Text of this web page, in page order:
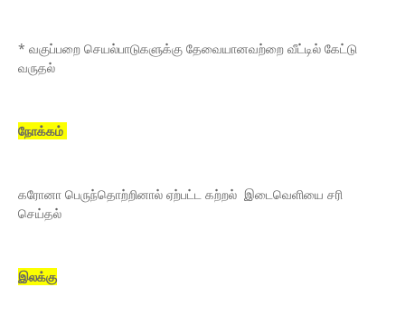
* வகுப்பறை செயல்பாடுகளுக்கு தேவையானவற்றை வீட்டில் கேட்டு
வருதல்
நோக்கம்
கரோனா பெருந்தொற்றினால் ஏற்பட்ட கற்றல் இடைவெளியை சரி
செய்தல்
இலக்கு